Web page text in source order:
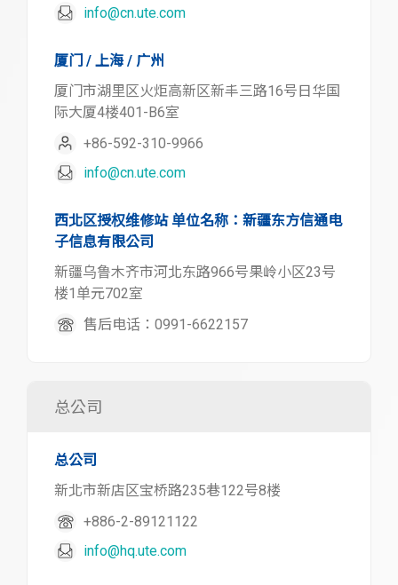
info@cn.ute.com
厦门 / 上海 / 广州
厦门市湖里区火炬高新区新丰三路16号日华国
际大厦4楼401-B6室
+86-592-310-9966
info@cn.ute.com
西北区授权维修站 单位名称：新疆东方信通电
子信息有限公司
新疆乌鲁木齐市河北东路966号果岭小区23号
楼1单元702室
售后电话：0991-6622157
总公司
总公司
新北市新店区宝桥路235巷122号8楼
+886-2-89121122
info@hq.ute.com